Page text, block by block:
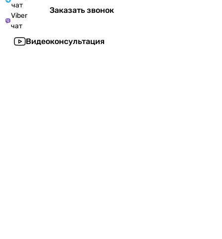
чат
Viber
чат
Заказать звонок
Видеоконсультация